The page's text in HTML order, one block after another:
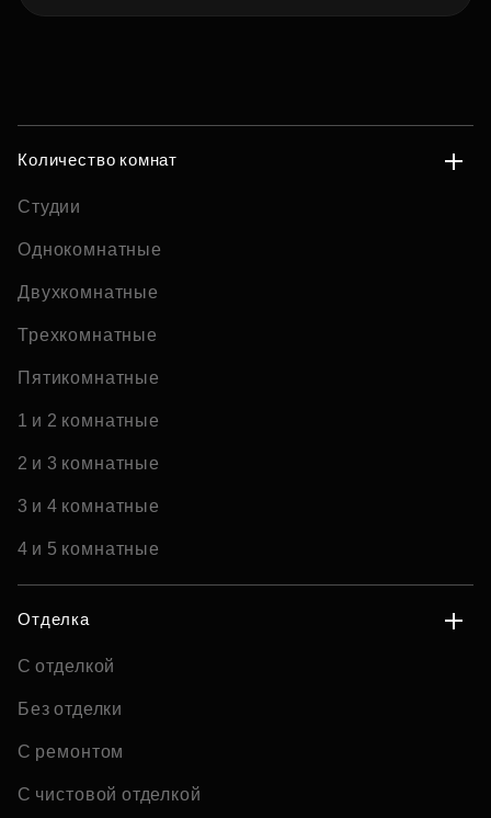
Количество комнат
Студии
Однокомнатные
Двухкомнатные
Трехкомнатные
Пятикомнатные
1 и 2 комнатные
2 и 3 комнатные
3 и 4 комнатные
4 и 5 комнатные
Отделка
С отделкой
Без отделки
С ремонтом
С чистовой отделкой